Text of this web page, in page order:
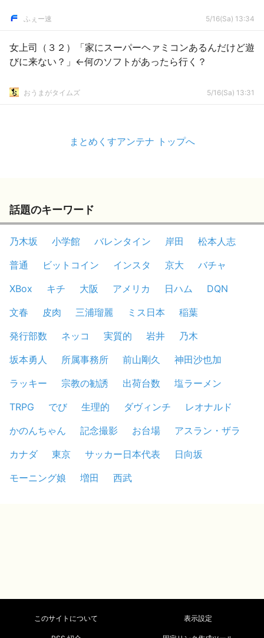
ふぇー速 5/16(Sa) 13:34
女上司（３２）「家にスーパーヘァミコンあるんだけど遊
びに来ない？」←何のソフトがあったら行く？
おうまがタイムズ 5/16(Sa) 13:31
まとめくすアンテナ トップへ
話題のキーワード
乃木坂 小学館 バレンタイン 岸田
松本人志
普通
ビットコイン インスタ 京大
バチャ
XBox
キチ 大阪 アメリカ 日ハム
DQN
文春
皮肉 三浦瑠麗 ミス日本
稲葉
発行部数
ネッコ 実質的 岩井
乃木
坂本勇人
所属事務所 前山剛久
神田沙也加
ラッキー
宗教の勧誘 出荷台数
塩ラーメン
TRPG
でび 生理的 ダヴィンチ
レオナルド
かのんちゃん
記念撮影 お台場
アスラン・ザラ
カナダ
東京 サッカー日本代表
日向坂
モーニング娘
増田 西武
このサイトについて 表示設定